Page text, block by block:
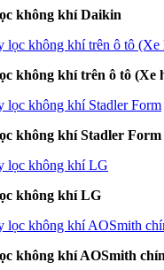
không khí Daikin
không khí trên ô tô (Xe
không khí Stadler Form
không khí LG
không khí AOSmith